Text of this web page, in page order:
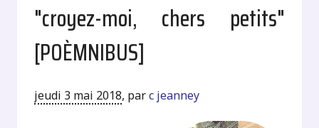
"croyez-moi, chers petits"
[POÈMNIBUS]
jeudi 3 mai 2018, parc jeanney